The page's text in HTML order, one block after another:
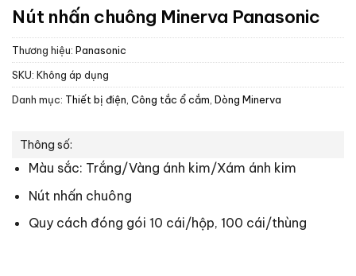
Nút nhấn chuông Minerva Panasonic
Thương hiệu: Panasonic
SKU: Không áp dụng
Danh mục: Thiết bị điện Công tắc ổ cắm Dòng Minerva
Thông số:
Màu sắc: Trắng/Vàng ánh kim/Xám ánh kim
Nút nhấn chuông
Quy cách đóng gói 10 cái/hộp, 100 cái/thùng